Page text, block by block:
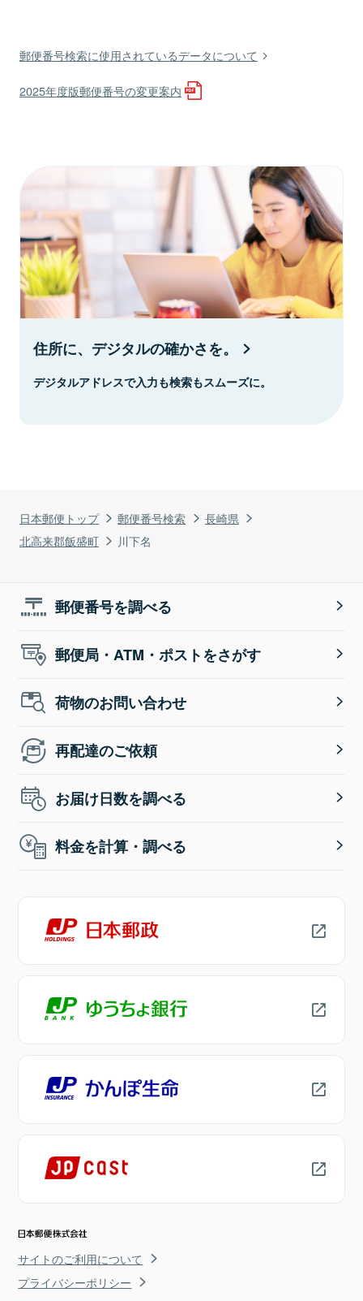
日本郵便トップ 郵便番号検索
長崎県
北高来郡飯盛町
川下名
郵便番号検索に使用されているデータについて
2025年度版郵便番号の変更案内
住所に、デジタルの確かさを。
デジタルアドレスで入力も検索もスムーズに。
郵便番号を調べる
郵便局・ATM・ポストをさがす
荷物のお問い合わせ
再配達のご依頼
お届け日数を調べる
料金を計算・調べる
サイトのご利用について
プライバシーポリシー